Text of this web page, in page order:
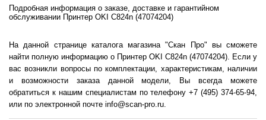
Подробная информация о заказе, доставке и гарантийном
обслуживании Принтер OKI C824n (47074204)
На данной странице каталога магазина "Скан Про" вы сможете
найти полную информацию о Принтер OKI C824n (47074204). Если у
вас возникли вопросы по комплектации, характеристикам, наличии
и возможности заказа данной модели, Вы всегда можете
обратиться к нашим специалистам по телефону +7 (495) 374-65-94,
или по электронной почте info@scan-pro.ru.